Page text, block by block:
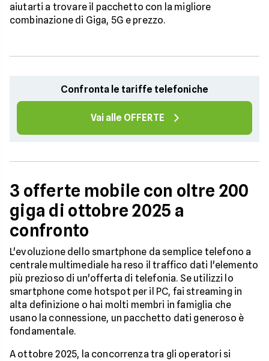
aiutarti a trovare il pacchetto con la migliore
combinazione di Giga, 5G e prezzo.
Confronta le tariffe telefoniche
Vai alle OFFERTE
3 offerte mobile con oltre 200
giga di ottobre 2025 a
confronto
L'evoluzione dello smartphone da semplice telefono a
centrale multimediale ha reso il traffico dati l'elemento
più prezioso di un'offerta di telefonia. Se utilizzi lo
smartphone come hotspot per il PC, fai streaming in
alta definizione o hai molti membri in famiglia che
usano la connessione, un pacchetto dati generoso è
fondamentale.
A ottobre 2025, la concorrenza tra gli operatori si